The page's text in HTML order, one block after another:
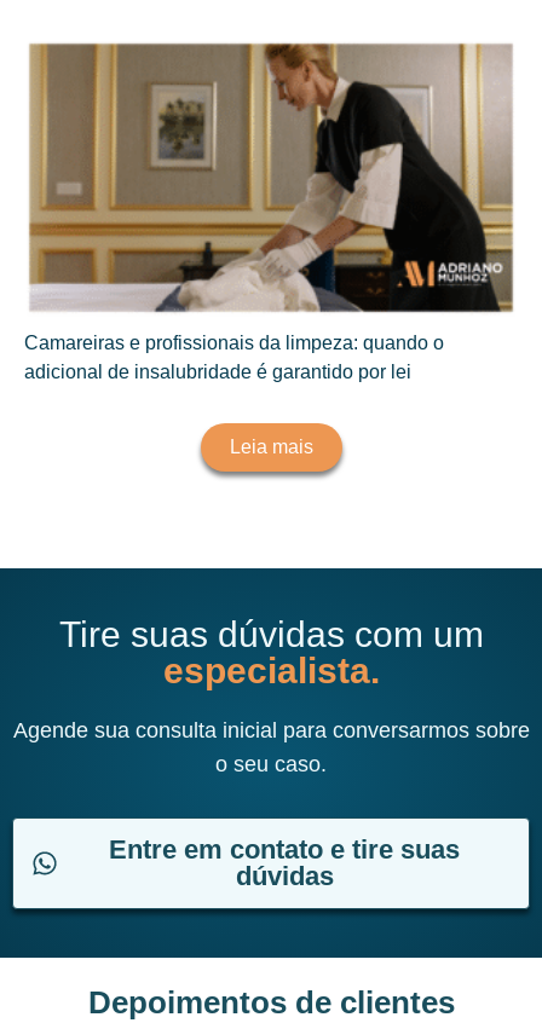
Camareiras e profissionais da limpeza: quando o
adicional de insalubridade é garantido por lei
Leia mais
Tire suas dúvidas com um
especialista.
Agende sua consulta inicial para conversarmos sobre
o seu caso.
Entre em contato e tire suas
dúvidas
Depoimentos de clientes